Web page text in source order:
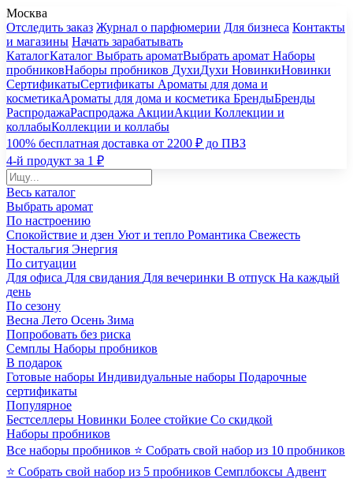
Москва
Отследить заказ Журнал о парфюмерии Для бизнеса Контакты
и магазины Начать зарабатывать
КаталогКаталог Выбрать ароматВыбрать аромат Наборы
пробниковНаборы пробников ДухиДухи НовинкиНовинки
СертификатыСертификаты Ароматы для дома и
косметикаАроматы для дома и косметика БрендыБренды
РаспродажаРаспродажа АкцииАкции Коллекции и
коллабыКоллекции и коллабы
100% бесплатная доставка от 2200 ₽ до ПВЗ
4-й продукт за 1 ₽
Весь каталог
Выбрать аромат
По настроению
Спокойствие и дзен Уют и тепло Романтика Свежесть
Ностальгия Энергия
По ситуации
Для офиса Для свидания Для вечеринки В отпуск На каждый
день
По сезону
Весна Лето Осень Зима
Попробовать без риска
Семплы Наборы пробников
В подарок
Готовые наборы Индивидуальные наборы Подарочные
сертификаты
Популярное
Бестселлеры Новинки Более стойкие Со скидкой
Наборы пробников
Все наборы пробников ⭐ Собрать свой набор из 10 пробников
⭐ Собрать свой набор из 5 пробников Семплбоксы Адвент